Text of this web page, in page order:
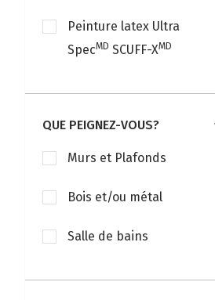
Peinture latex Ultra
SpecMD SCUFF-XMD
QUE PEIGNEZ-VOUS?
Murs et Plafonds
Bois et/ou métal
Salle de bains